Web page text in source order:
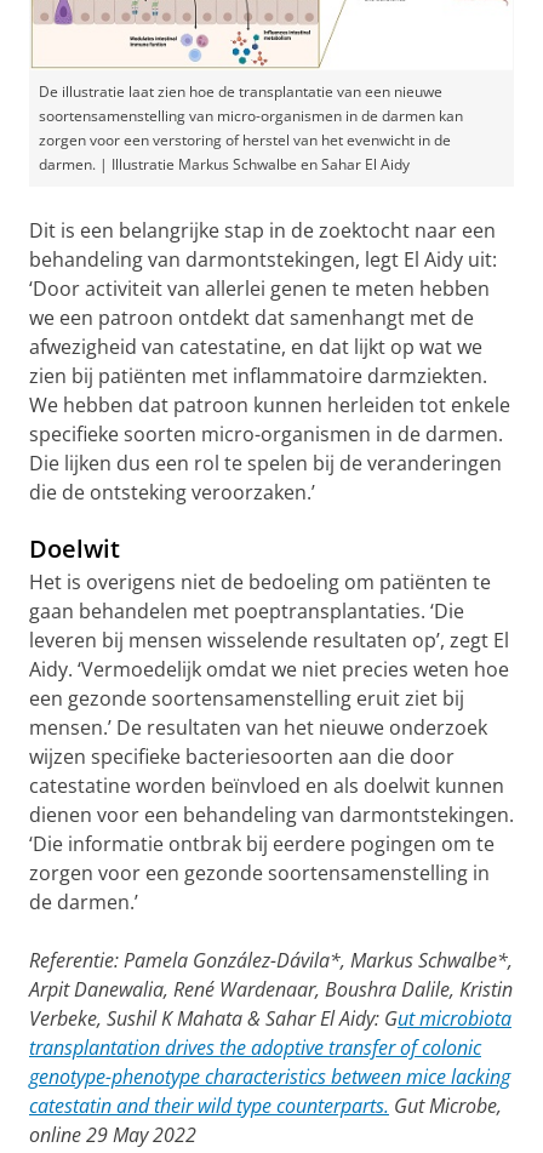
De illustratie laat zien hoe de transplantatie van een nieuwe
soortensamenstelling van micro-organismen in de darmen kan
zorgen voor een verstoring of herstel van het evenwicht in de
darmen. | Illustratie Markus Schwalbe en Sahar El Aidy
Dit is een belangrijke stap in de zoektocht naar een
behandeling van darmontstekingen, legt El Aidy uit:
‘Door activiteit van allerlei genen te meten hebben
we een patroon ontdekt dat samenhangt met de
afwezigheid van catestatine, en dat lijkt op wat we
zien bij patiënten met inflammatoire darmziekten.
We hebben dat patroon kunnen herleiden tot enkele
specifieke soorten micro-organismen in de darmen.
Die lijken dus een rol te spelen bij de veranderingen
die de ontsteking veroorzaken.’
Doelwit
Het is overigens niet de bedoeling om patiënten te
gaan behandelen met poeptransplantaties. ‘Die
leveren bij mensen wisselende resultaten op’, zegt El
Aidy. ‘Vermoedelijk omdat we niet precies weten hoe
een gezonde soortensamenstelling eruit ziet bij
mensen.’ De resultaten van het nieuwe onderzoek
wijzen specifieke bacteriesoorten aan die door
catestatine worden beïnvloed en als doelwit kunnen
dienen voor een behandeling van darmontstekingen.
‘Die informatie ontbrak bij eerdere pogingen om te
zorgen voor een gezonde soortensamenstelling in
de darmen.’
Referentie: Pamela González-Dávila*, Markus Schwalbe*,
Arpit Danewalia, René Wardenaar, Boushra Dalile, Kristin
Verbeke, Sushil K Mahata & Sahar El Aidy: Gut microbiota
transplantation drives the adoptive transfer of colonic
genotype-phenotype characteristics between mice lacking
catestatin and their wild type counterparts. Gut Microbe,
online 29 May 2022